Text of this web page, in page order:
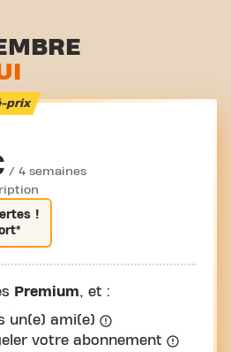
prix
/ 4 semaines
!
Premium, et :
un(e) ami(e)
votre abonnement